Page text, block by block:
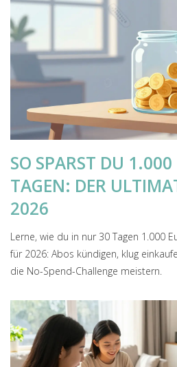
SO SPARST DU
TAGEN: DER
2026
Lerne, wie du in nur 30 Tagen 1.000
für 2026: Abos kündigen, klug
die No-Spend-Challenge meistern.